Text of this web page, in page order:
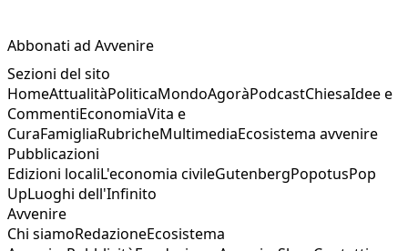
Abbonati ad Avvenire
Sezioni del sito
HomeAttualitàPoliticaMondoAgoràPodcastChiesaIdee e
CommentiEconomiaVita e
CuraFamigliaRubricheMultimediaEcosistema avvenire
Pubblicazioni
Edizioni localiL'economia civileGutenbergPopotusPop
UpLuoghi dell'Infinito
Avvenire
Chi siamoRedazioneEcosistema